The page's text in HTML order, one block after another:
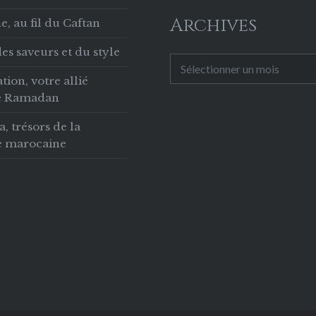
que la
fois où j’ai
du Zaalouk
au fil du Caftan
saveurs et du style
votre allié
trésors de la
marocaine
Archives